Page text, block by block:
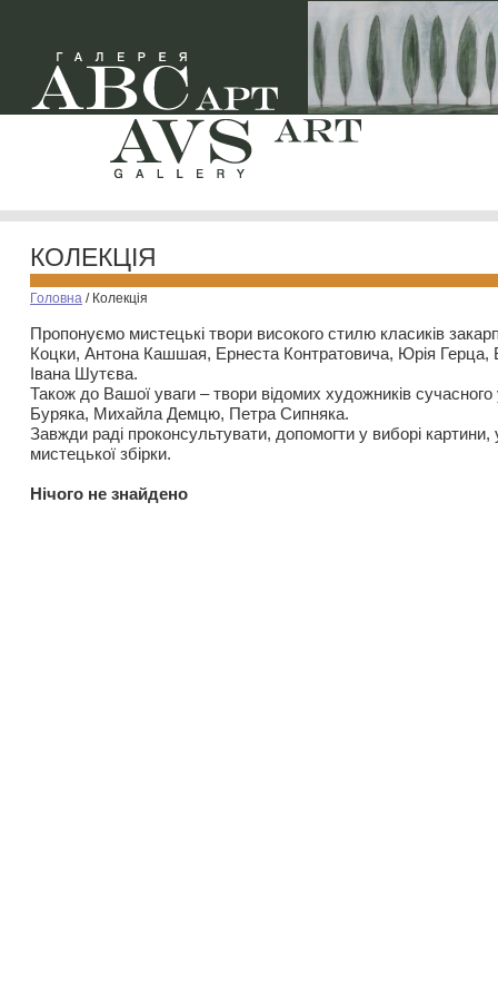
КОЛЕКЦІЯ
Головна / Колекція
Пропонуємо мистецькі твори високого стилю класиків
Коцки, Антона Кашшая, Ернеста Контратовича, Юрія
Івана Шутєва.
Також до Вашої уваги – твори відомих художників
Буряка, Михайла Демцю, Петра Сипняка.
Завжди раді проконсультувати, допомогти у виборі картини,
мистецької збірки.
Нiчого не знайдено